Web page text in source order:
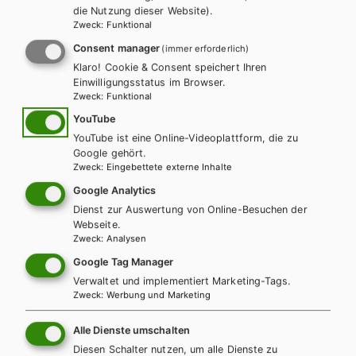
LEHRERSERVICE
Karin Ritz
+ 43 1 403 77 77 70
karin.ritz@hpt.at
LEHRERSERVICE
Elisabeth Gettinger
+ 43 1 403 77 77 164
elisabeth.gettinger@hpt.at
die Nutzung dieser Website).
Zweck: Funktional
Consent manager (immer erforderlich)
Klaro! Cookie & Consent speichert Ihren
Einwilligungsstatus im Browser.
Zweck: Funktional
YouTube
YouTube ist eine Online-Videoplattform, die zu
Google gehört.
Zweck: Eingebettete externe Inhalte
Google Analytics
Dienst zur Auswertung von Online-Besuchen der
Webseite.
Zweck: Analysen
Google Tag Manager
Verwaltet und implementiert Marketing-Tags.
Zweck: Werbung und Marketing
Alle Dienste umschalten
Diesen Schalter nutzen, um alle Dienste zu